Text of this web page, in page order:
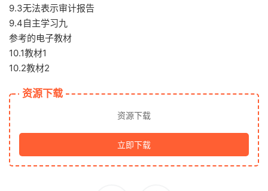
9.3无法表示审计报告
9.4自主学习九
参考的电子教材
10.1教材1
10.2教材2
资源下载
资源下载
立即下载